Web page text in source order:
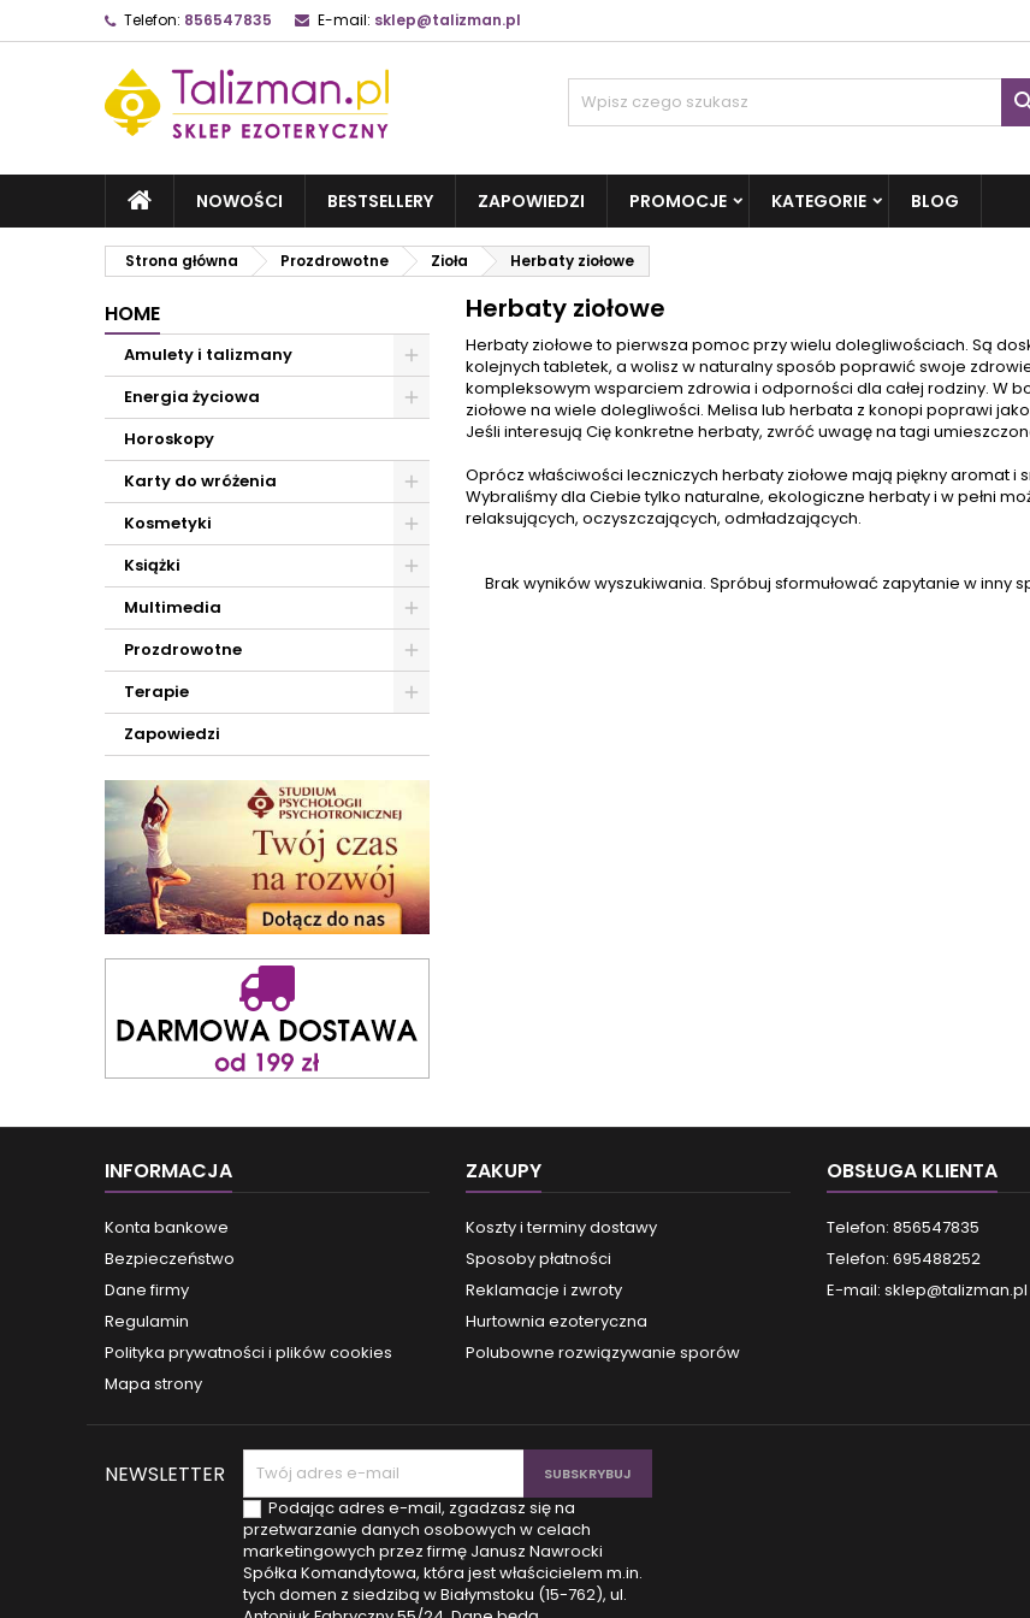
Telefon: 856547835 E-mail: sklep@talizman.pl
NOWOŚCI BESTSELLERY ZAPOWIEDZI PROMOCJE KATEGORIE BLOG
Strona główna Prozdrowotne Zioła Herbaty ziołowe
HOME
Amulety i talizmany
Energia życiowa
Horoskopy
Karty do wróżenia
Kosmetyki
Książki
Multimedia
Prozdrowotne
Terapie
Zapowiedzi
Herbaty ziołowe
Herbaty ziołowe to pierwsza pomoc przy wielu dolegliwościach. Są
kolejnych tabletek, a wolisz w naturalny sposób poprawić swoje
kompleksowym wsparciem zdrowia i odporności dla całej rodziny. W
ziołowe na wiele dolegliwości. Melisa lub herbata z konopi poprawi
Jeśli interesują Cię konkretne herbaty, zwróć uwagę na tagi
Oprócz właściwości leczniczych herbaty ziołowe mają piękny aromat
Wybraliśmy dla Ciebie tylko naturalne, ekologiczne herbaty i w pełni
relaksujących, oczyszczających, odmładzających.
Brak wyników wyszukiwania. Spróbuj sformułować zapytanie w inny
INFORMACJA
Konta bankowe
Bezpieczeństwo
Dane firmy
Regulamin
Polityka prywatności i plików cookies
Mapa strony
ZAKUPY
Koszty i terminy dostawy
Sposoby płatności
Reklamacje i zwroty
Hurtownia ezoteryczna
Polubowne rozwiązywanie sporów
OBSŁUGA KLIENTA
Telefon: 856547835
Telefon: 695488252
E-mail: sklep@talizman.pl
NEWSLETTER
Podając adres e-mail, zgadzasz się na
przetwarzanie danych osobowych w celach
marketingowych przez firmę Janusz Nawrocki
Spółka Komandytowa, która jest właścicielem m.in.
tych domen z siedzibą w Białymstoku (15-762), ul.